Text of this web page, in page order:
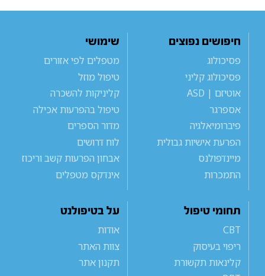
חיפושים נפוצים
פסיכולוג
פסיכולוג קליני
אוטיזם | ASD
אספרגר
פיברומיאלגיה
הפרעת אישיות גבולית
מיינדפולנס
התמכרות
שימושי
מטפלים לפי אזורים
טיפול מוזל
קליניקות להשכרה
טיפול בהפרעות אכילה
מדור הספרים
לוח דרושים
אבחון הפרעות קשב וריכוז
אינדקס מטפלים
תחומי טיפול
CBT
ריפוי בעיסוק
קלינאות תקשורת
על בטיפולנט
אודות
צוות האתר
תקנון אתר